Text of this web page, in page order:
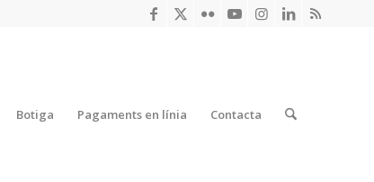
Botiga Pagaments en línia Contacta